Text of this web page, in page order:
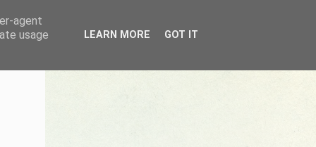
agent
usage
LEARN MORE GOT IT